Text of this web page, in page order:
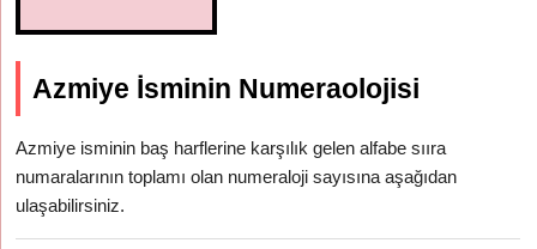
Azmiye İsminin Numeraolojisi
Azmiye isminin baş harflerine karşılık gelen alfabe sııra
numaralarının toplamı olan numeraloji sayısına aşağıdan
ulaşabilirsiniz.